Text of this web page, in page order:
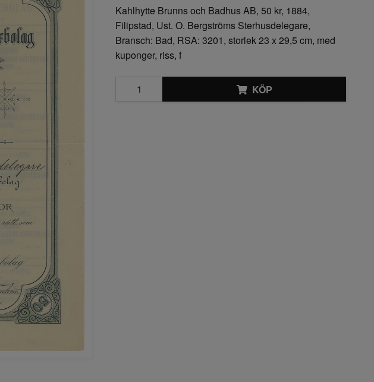
Kahlhytte Brunns och Badhus AB, 50 kr, 1884,
Filipstad, Ust. O. Bergströms Sterhusdelegare,
Bransch: Bad, RSA: 3201, storlek 23 x 29,5 cm, med
kuponger, riss, f
KÖP